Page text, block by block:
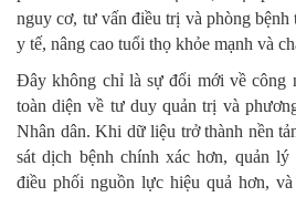
nguy cơ, tư vấn điều trị và phòng
y tế, nâng cao tuổi thọ khỏe mạnh và
Đây không chỉ là sự đổi mới về công
toàn diện về tư duy quản trị và
Nhân dân. Khi dữ liệu trở thành nền
sát dịch bệnh chính xác hơn, quản
điều phối nguồn lực hiệu quả hơn,